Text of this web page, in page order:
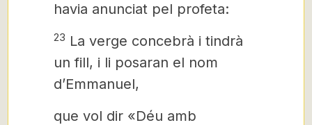
havia anunciat pel profeta:
23 La verge concebrà i tindrà
un fill, i li posaran el nom
d’Emmanuel,
que vol dir «Déu amb